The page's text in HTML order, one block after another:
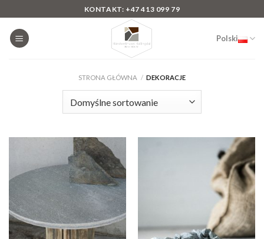
to
content
KONTAKT: +47 413 099 79
Polski
STRONA GŁÓWNA / DEKORACJE